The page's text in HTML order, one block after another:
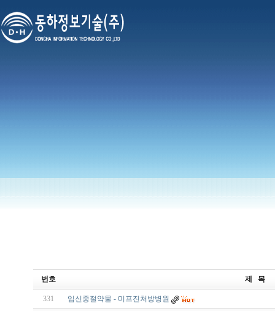
번호 제 목
331 임신중절약물 - 미프진처방병원